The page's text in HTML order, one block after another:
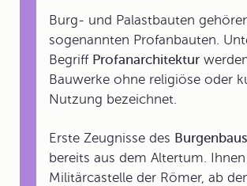
Burg- und Palastbauten
sogenannten Profanbauten.
Begriff Profanarchitektur
Bauwerke ohne religiöse oder
Nutzung bezeichnet.
Erste Zeugnisse des Burgenbaus
bereits aus dem Altertum.
Militärcastelle der Römer, ab